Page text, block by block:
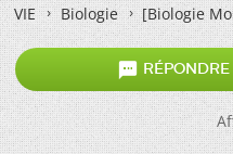
VIE
Biologie [Biologie
